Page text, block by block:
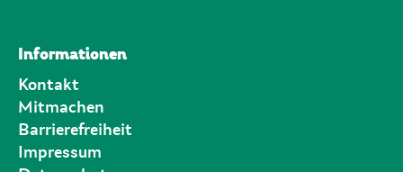
Informationen
Kontakt
Mitmachen
Barrierefreiheit
Impressum